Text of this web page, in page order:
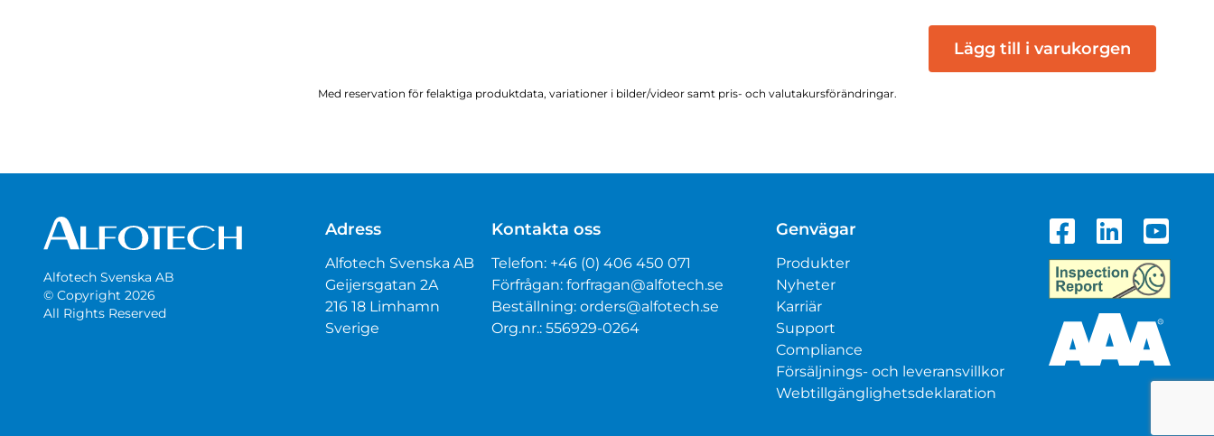
Lägg till i varukorgen
Med reservation för felaktiga produktdata, variationer i bilder/videor samt pris- och valutakursförändringar.
Alfotech Svenska AB
© Copyright 2026
All Rights Reserved
Adress
Alfotech Svenska AB
Geijersgatan 2A
216 18 Limhamn
Sverige
Kontakta oss
Telefon: +46 (0) 406 450 071
Förfrågan: forfragan@alfotech.se
Beställning: orders@alfotech.se
Org.nr.: 556929-0264
Genvägar
Produkter
Nyheter
Karriär
Support
Compliance
Försäljnings- och leveransvillkor
Webtillgänglighetsdeklaration